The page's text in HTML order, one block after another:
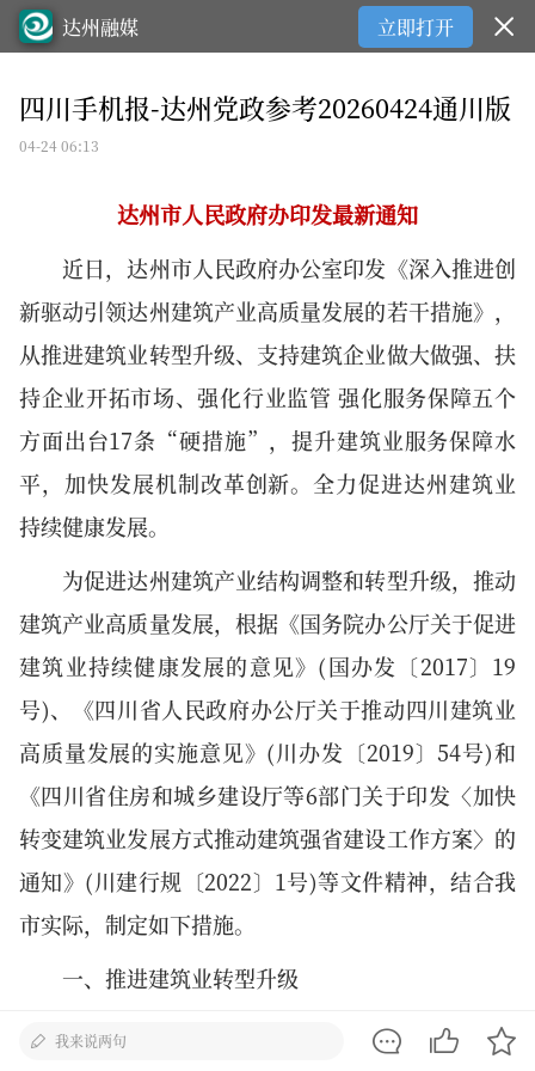
达州融媒 立即打开
四川手机报-达州党政参考20260424通川版
04-24 06:13
达州市人民政府办印发最新通知
近日，达州市人民政府办公室印发《深入推进创
新驱动引领达州建筑产业高质量发展的若干措施》，
从推进建筑业转型升级、支持建筑企业做大做强、扶
持企业开拓市场、强化行业监管 强化服务保障五个
方面出台17条“硬措施”，提升建筑业服务保障水
平，加快发展机制改革创新。全力促进达州建筑业
持续健康发展。
为促进达州建筑产业结构调整和转型升级，推动
建筑产业高质量发展，根据《国务院办公厅关于促进
建筑业持续健康发展的意见》(国办发〔2017〕19
号)、《四川省人民政府办公厅关于推动四川建筑业
高质量发展的实施意见》(川办发〔2019〕54号)和
《四川省住房和城乡建设厅等6部门关于印发〈加快
转变建筑业发展方式推动建筑强省建设工作方案〉的
通知》(川建行规〔2022〕1号)等文件精神，结合我
市实际，制定如下措施。
一、推进建筑业转型升级
(一)加快数字建造新技术应用普及。全面提升建
我来说两句